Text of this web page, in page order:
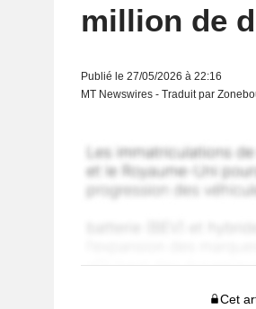
million de
Publié le 27/05/2026 à 22:16
MT Newswires - Traduit par
Cet